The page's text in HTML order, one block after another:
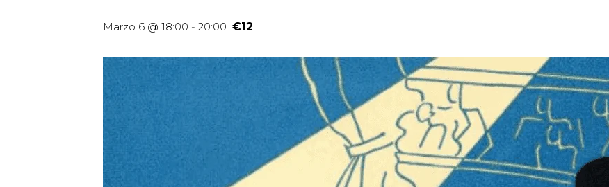
Marzo 6 @ 18:00 - 20:00 €12